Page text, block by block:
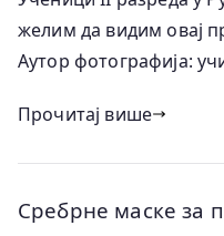
желим да видим овај
Аутор фотографија:
Прочитај више
Сребрне маске за